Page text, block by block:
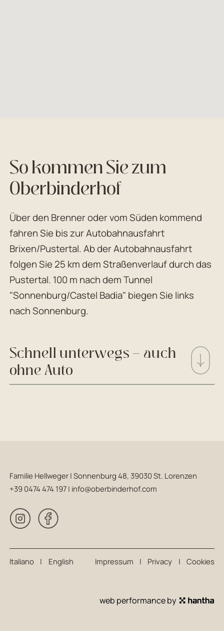
So kommen Sie zum
Oberbinderhof
Über den Brenner oder vom Süden kommend
fahren Sie bis zur Autobahnausfahrt
Brixen/Pustertal. Ab der Autobahnausfahrt
folgen Sie 25 km dem Straßenverlauf durch das
Pustertal. 100 m nach dem Tunnel
"Sonnenburg/Castel Badia" biegen Sie links
nach Sonnenburg.
Schnell unterwegs – auch
ohne Auto
Familie Hellweger | Sonnenburg 48, 39030 St. Lorenzen
+39 0474 474 197| info@oberbinderhof.com
Italiano | English Impressum | Privacy | Cookies
web performance by